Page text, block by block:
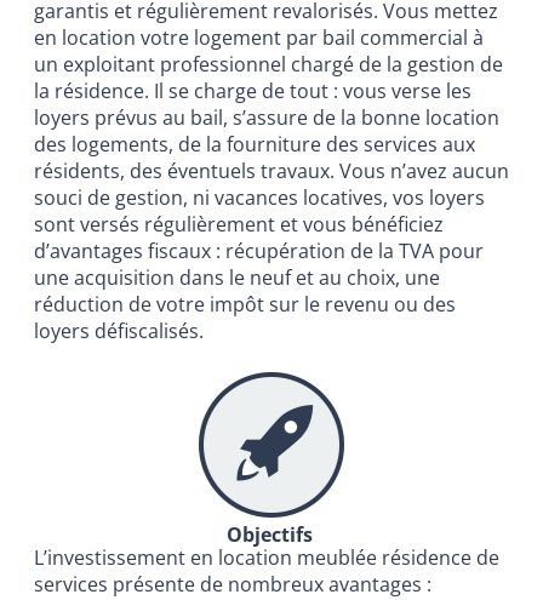
garantis et régulièrement revalorisés. Vous mettez
en location votre logement par bail commercial à
un exploitant professionnel chargé de la gestion de
la résidence. Il se charge de tout : vous verse les
loyers prévus au bail, s’assure de la bonne location
des logements, de la fourniture des services aux
résidents, des éventuels travaux. Vous n’avez aucun
souci de gestion, ni vacances locatives, vos loyers
sont versés régulièrement et vous bénéficiez
d’avantages fiscaux : récupération de la TVA pour
une acquisition dans le neuf et au choix, une
réduction de votre impôt sur le revenu ou des
loyers défiscalisés.
Objectifs
L’investissement en location meublée résidence de
services présente de nombreux avantages :